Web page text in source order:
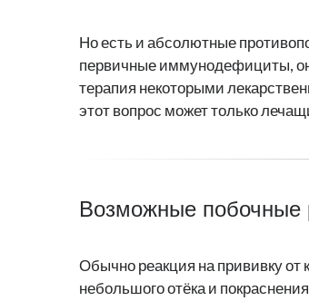
Но есть и абсолютные
первичные иммунодефициты,
терапия некоторыми
этот вопрос может только
Возможные побочные
Обычно реакция на прививку
небольшого отёка и